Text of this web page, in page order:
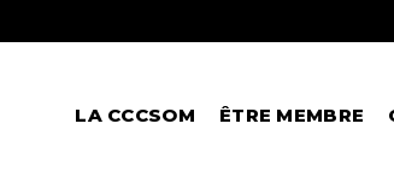
LA CCCSOM ÊTRE MEMBRE